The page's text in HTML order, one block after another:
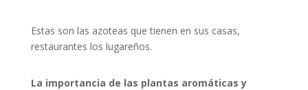
Estas son las azoteas que tienen en sus casas,
restaurantes los lugareños.
La importancia de las plantas aromáticas y